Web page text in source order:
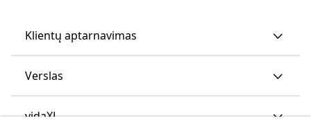
Klientų aptarnavimas
Verslas
vidaXL